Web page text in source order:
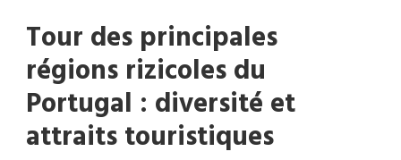
Tour des principales
régions rizicoles du
Portugal : diversité et
attraits touristiques